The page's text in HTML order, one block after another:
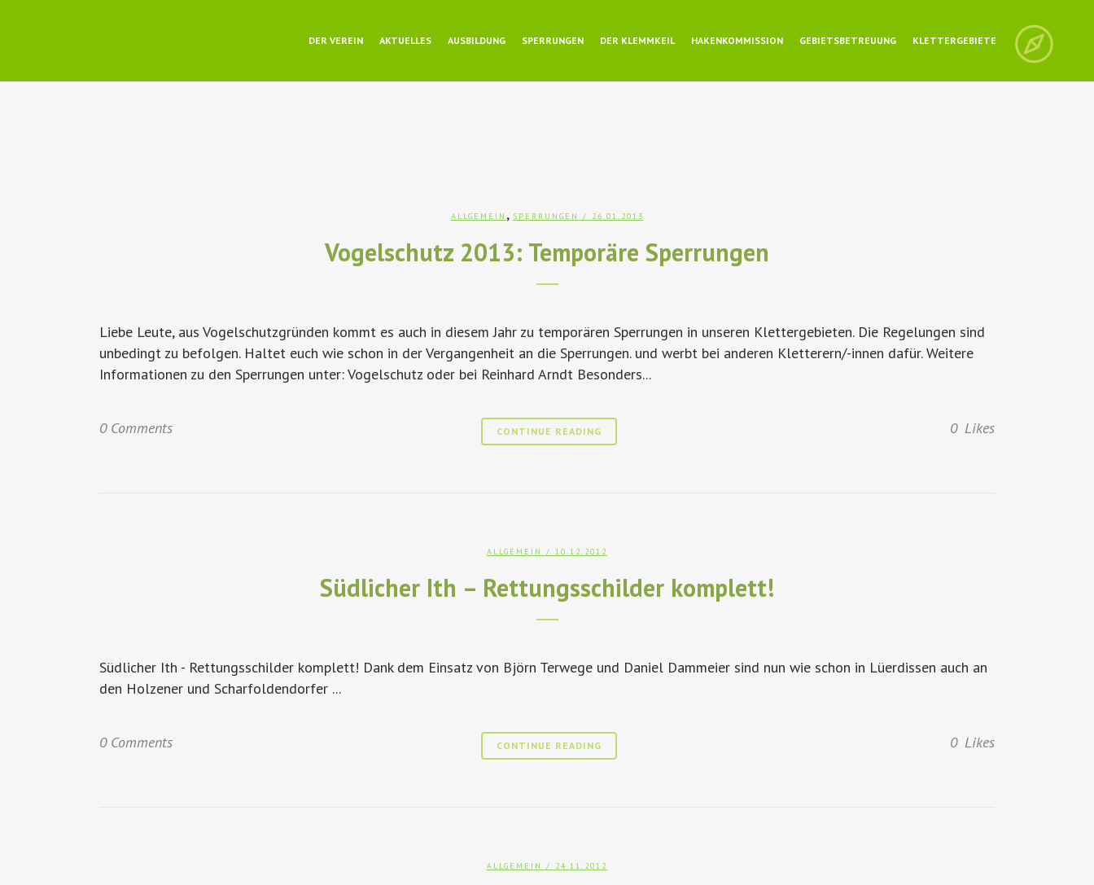
DER VEREIN AKTUELLES AUSBILDUNG SPERRUNGEN DER KLEMMKEIL HAKENKOMMISSION GEBIETSBETREUUNG KLETTERGEBIETE
ALLGEMEIN , SPERRUNGEN / 26.01.2013
Vogelschutz 2013: Temporäre Sperrungen
Liebe Leute, aus Vogelschutzgründen kommt es auch in diesem Jahr zu temporären Sperrungen in unseren Klettergebieten. Die Regelungen sind
unbedingt zu befolgen. Haltet euch wie schon in der Vergangenheit an die Sperrungen. und werbt bei anderen Kletterern/-innen dafür. Weitere
Informationen zu den Sperrungen unter: Vogelschutz oder bei Reinhard Arndt Besonders...
0 Comments CONTINUE READING 0 Likes
ALLGEMEIN / 10.12.2012
Südlicher Ith – Rettungsschilder komplett!
Südlicher Ith - Rettungsschilder komplett! Dank dem Einsatz von Björn Terwege und Daniel Dammeier sind nun wie schon in Lüerdissen auch an
den Holzener und Scharfoldendorfer ...
0 Comments CONTINUE READING 0 Likes
ALLGEMEIN / 24.11.2012